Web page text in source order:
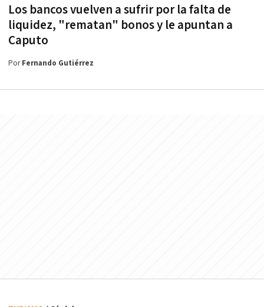
Los bancos vuelven a sufrir por la falta de
liquidez, "rematan" bonos y le apuntan a
Caputo
PorFernando Gutiérrez